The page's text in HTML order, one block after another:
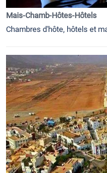
Mais-Chamb-Hôtes-Hôtels
Chambres d'hôte, hôtels et